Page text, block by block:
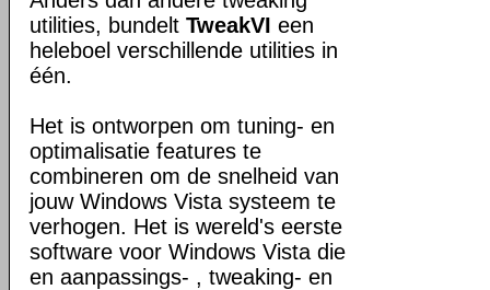
utilities, bundelt TweakVI een
heleboel verschillende utilities in
één.
Het is ontworpen om tuning- en
optimalisatie features te
combineren om de snelheid van
jouw Windows Vista systeem te
verhogen. Het is wereld's eerste
software voor Windows Vista die
en aanpassings- , tweaking- en